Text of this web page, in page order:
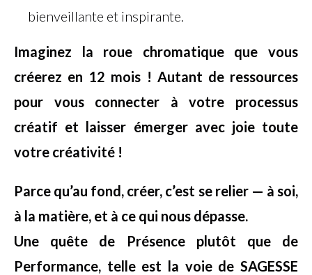
bienveillante et inspirante.
Imaginez la roue chromatique que vous
créerez en 12 mois ! Autant de ressources
pour vous connecter à votre processus
créatif et laisser émerger avec joie toute
votre créativité !
Parce qu’au fond, créer, c’est se relier — à soi,
à la matière, et à ce qui nous dépasse.
Une quête de Présence plutôt que de
Performance, telle est la voie de SAGESSE